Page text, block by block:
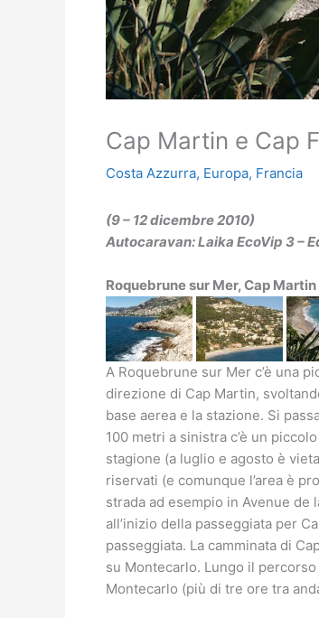
Cap Martin e Cap
Costa Azzurra, Europa, Francia
(9 – 12 dicembre 2010)
Autocaravan: Laika EcoVip 3 –
Roquebrune sur Mer, Cap Martin
A Roquebrune sur Mer c’è una
direzione di Cap Martin,
base aerea e la stazione. Si
100 metri a sinistra c’è un
stagione (a luglio e agosto è
riservati (e comunque l’area è
strada ad esempio in Avenue
all’inizio della passeggiata per
passeggiata. La camminata di
su Montecarlo. Lungo il
Montecarlo (più di tre ore tra